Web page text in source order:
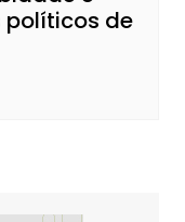
políticos de